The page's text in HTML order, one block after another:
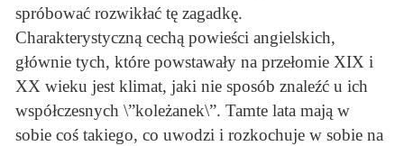
spróbować rozwikłać tę zagadkę.
Charakterystyczną cechą powieści angielskich,
głównie tych, które powstawały na przełomie XIX i
XX wieku jest klimat, jaki nie sposób znaleźć u ich
współczesnych \”koleżanek\”. Tamte lata mają w
sobie coś takiego, co uwodzi i rozkochuje w sobie na